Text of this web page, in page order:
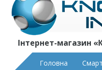
Інтернет-магазин
Головна